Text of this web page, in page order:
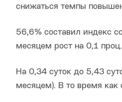
снижаться темпы
56,6% составил индекс
месяцем рост на 0,1
На 0,34 суток до 5,43
месяцем). В то время как